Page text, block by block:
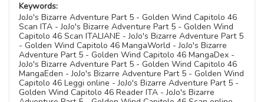
Keywords:
JoJo's Bizarre Adventure Part 5 - Golden Wind Capitolo 46
Scan ITA - JoJo's Bizarre Adventure Part 5 - Golden Wind
Capitolo 46 Scan ITALIANE - JoJo's Bizarre Adventure Part 5
- Golden Wind Capitolo 46 MangaWorld - JoJo's Bizarre
Adventure Part 5 - Golden Wind Capitolo 46 MangaDex -
JoJo's Bizarre Adventure Part 5 - Golden Wind Capitolo 46
MangaEden - JoJo's Bizarre Adventure Part 5 - Golden Wind
Capitolo 46 Leggi online - JoJo's Bizarre Adventure Part 5 -
Golden Wind Capitolo 46 Reader ITA - JoJo's Bizarre